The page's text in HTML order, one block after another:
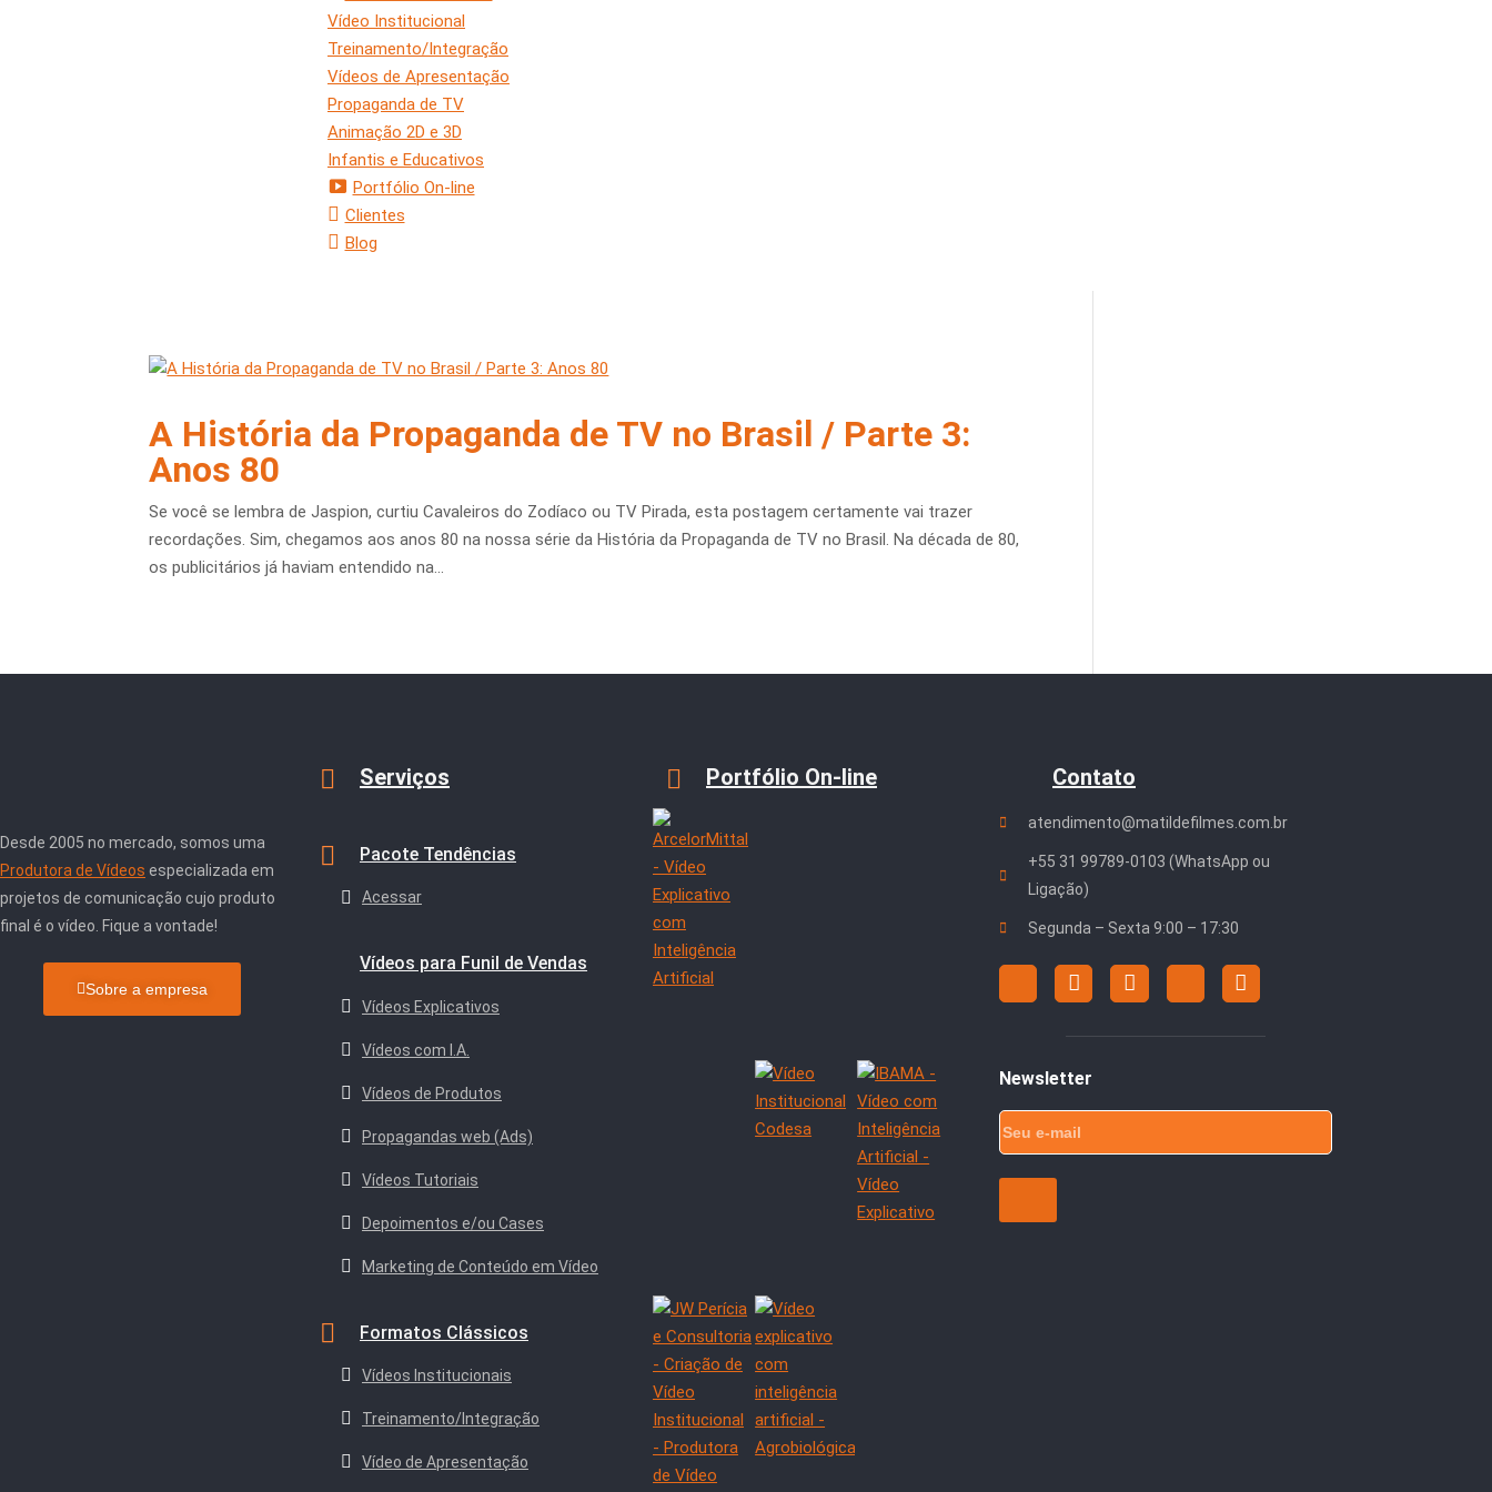
Vídeo Institucional
Treinamento/Integração
Vídeos de Apresentação
Propaganda de TV
Animação 2D e 3D
Infantis e Educativos
Portfólio On-line
Clientes
Blog
A História da Propaganda de TV no Brasil / Parte 3:
Anos 80
Se você se lembra de Jaspion, curtiu Cavaleiros do Zodíaco ou TV Pirada, esta postagem certamente vai trazer
recordações. Sim, chegamos aos anos 80 na nossa série da História da Propaganda de TV no Brasil. Na década de 80,
os publicitários já haviam entendido na...
Desde 2005 no mercado, somos uma
Produtora de Vídeos especializada em
projetos de comunicação cujo produto
final é o vídeo. Fique a vontade!
Sobre a empresa
Serviços
Pacote Tendências
Acessar
Vídeos para Funil de Vendas
Vídeos Explicativos
Vídeos com I.A.
Vídeos de Produtos
Propagandas web (Ads)
Vídeos Tutoriais
Depoimentos e/ou Cases
Marketing de Conteúdo em Vídeo
Formatos Clássicos
Vídeos Institucionais
Treinamento/Integração
Vídeo de Apresentação
Portfólio On-line Contato
atendimento@matildefilmes.com.br
+55 31 99789-0103 (WhatsApp ou
Ligação)
Segunda – Sexta 9:00 – 17:30
Newsletter